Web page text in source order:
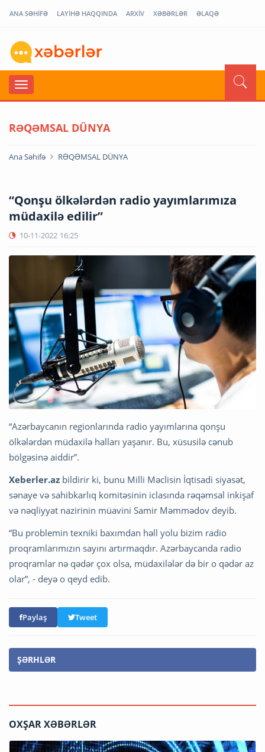
ANA SƏHİFƏ LAYİHƏ HAQQINDA ARXİV XƏBƏRLƏR ƏLAQƏ
RƏQƏMSAL DÜNYA
Ana Səhifə RƏQƏMSAL DÜNYA
“Qonşu ölkələrdən radio yayımlarımıza
müdaxilə edilir”
10-11-2022 16:25
“Azərbaycanın regionlarında radio yayımlarına qonşu
ölkələrdən müdaxilə halları yaşanır. Bu, xüsusilə cənub
bölgəsinə aiddir”.
Xeberler.az bildirir ki, bunu Milli Məclisin İqtisadi siyasət,
sənaye və sahibkarlıq komitəsinin iclasında rəqəmsal inkişaf
və nəqliyyat nazirinin müavini Samir Məmmədov deyib.
“Bu problemin texniki baxımdan həll yolu bizim radio
proqramlarımızın sayını artırmaqdır. Azərbaycanda radio
proqramlar nə qədər çox olsa, müdaxilələr də bir o qədər az
olar”, - deyə o qeyd edib.
Paylaş Tweet
ŞƏRHLƏR
OXŞAR XƏBƏRLƏR